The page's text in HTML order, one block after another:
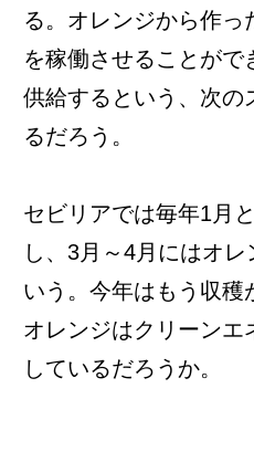
る。オレンジから作
を稼働させることがで
供給するという、次の
るだろう。
セビリアでは毎年1月
し、3月～4月にはオ
いう。今年はもう収穫
オレンジはクリーンエ
しているだろうか。